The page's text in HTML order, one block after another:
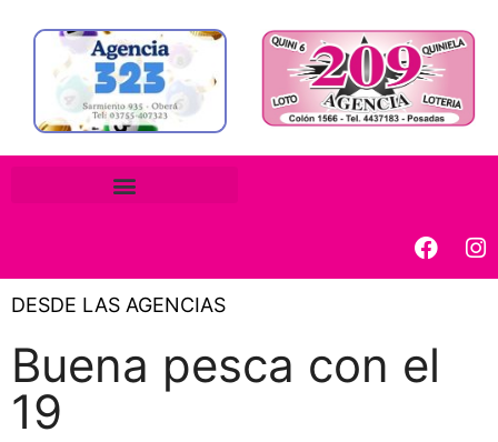
DESDE LAS AGENCIAS
Buena pesca con el
19